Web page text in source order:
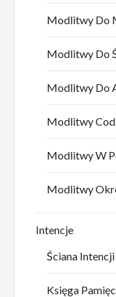
Modlitwy Do
Modlitwy Do
Modlitwy Do
Modlitwy
Modlitwy W
Modlitwy
Intencje
Ściana
Księga